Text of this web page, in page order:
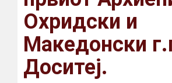
Охридски и
Македонски
Доситеј.